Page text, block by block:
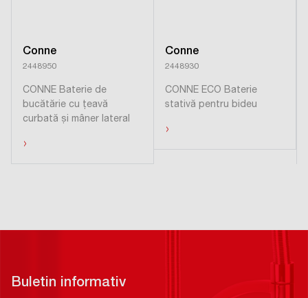
Conne
2448950
CONNE Baterie de
bucătărie cu ţeavă
curbată și mâner lateral
›
Conne
2448930
CONNE ECO Baterie
stativă pentru bideu
›
Buletin informativ